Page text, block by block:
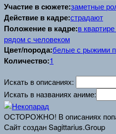
Участие в сюжете:заметные
Действие в кадре:страдают
Положение в кадре:в
рядом с человеком
Цвет/порода:белые с рыжими
Количество:1
Искать в описаниях:
Искать в названиях аниме:
ОСТОРОЖНО! В описаниях
Сайт создан Sagittarius.Group